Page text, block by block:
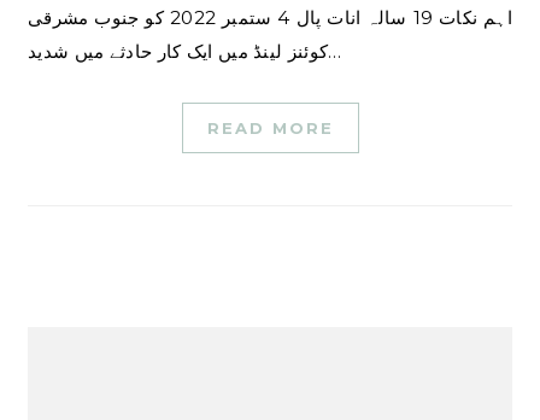
اہم نکات 19 سالہ انات پال 4 ستمبر 2022 کو جنوب مشرقی
کوئنز لینڈ میں ایک کار حادثے میں شدید…
READ MORE